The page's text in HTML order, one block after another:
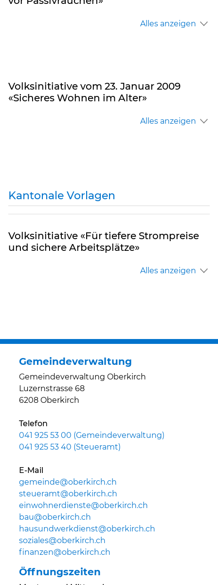
Alles anzeigen
Volksinitiative vom 23. Januar 2009
«Sicheres Wohnen im Alter»
Alles anzeigen
Kantonale Vorlagen
Volksinitiative «Für tiefere Strompreise
und sichere Arbeitsplätze»
Alles anzeigen
Gemeindeverwaltung
Gemeindeverwaltung Oberkirch
Luzernstrasse 68
6208 Oberkirch
Telefon
041 925 53 00 (Gemeindeverwaltung)
041 925 53 40 (Steueramt)
E-Mail
gemeinde@oberkirch.ch
steueramt@oberkirch.ch
einwohnerdienste@oberkirch.ch
bau@oberkirch.ch
hausundwerkdienst@oberkirch.ch
soziales@oberkirch.ch
finanzen@oberkirch.ch
Öffnungszeiten